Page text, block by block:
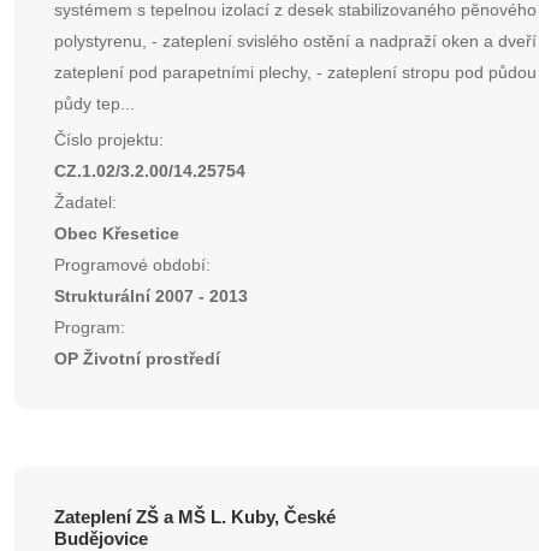
systémem s tepelnou izolací z desek stabilizovaného pěnového
polystyrenu, - zateplení svislého ostění a nadpraží oken a
zateplení pod parapetními plechy, - zateplení stropu pod
půdy tep...
Číslo projektu:
CZ.1.02/3.2.00/14.25754
Žadatel:
Obec Křesetice
Programové období:
Strukturální 2007 - 2013
Program:
OP Životní prostředí
Zateplení ZŠ a MŠ L. Kuby, České
Budějovice